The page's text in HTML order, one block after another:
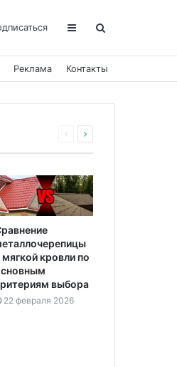
Реклама Контакты
мягкой кровли по
выбора
22 февраля 2026